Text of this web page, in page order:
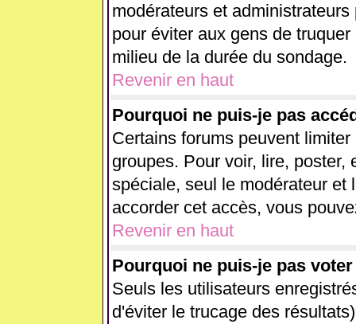
modérateurs et
pour éviter aux gens de
milieu de la durée du sondage.
Revenir en haut
Pourquoi ne puis-je pas
Certains forums peuvent
groupes. Pour voir, lire,
spéciale, seul le modérateur et
accorder cet accès, vous
Revenir en haut
Pourquoi ne puis-je pas
Seuls les utilisateurs
d'éviter le trucage des